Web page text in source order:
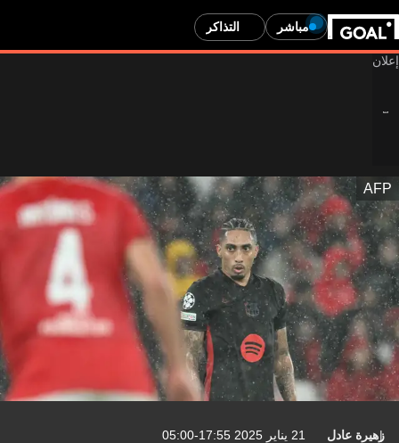
مباشر التذاكر
AFP
زهيرة عادل 21 يناير 2025 17:55-05:00